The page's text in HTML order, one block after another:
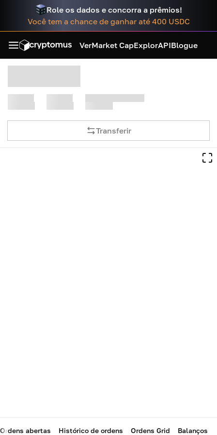
Role os dados e concorra a prêmios!
Você tem a chance de ganhar até 400 USDC
VerMarket CapExplorAPIBlogue
Transferir
Ordens abertas Histórico de ordens Ordens Grid Balanços